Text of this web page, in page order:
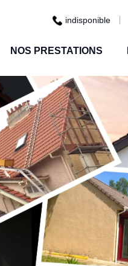
indisponible
NOS PRESTATIONS